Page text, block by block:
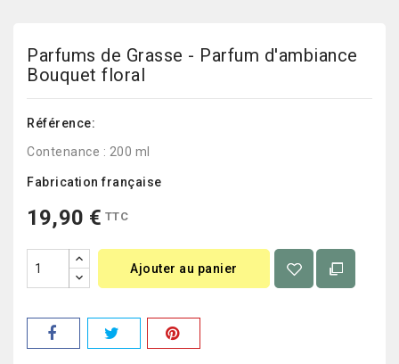
Parfums de Grasse - Parfum d'ambiance
Bouquet floral
Référence:
Contenance : 200 ml
Fabrication française
19,90 € TTC
Ajouter au panier